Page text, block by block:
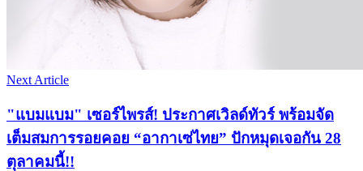
Next Article
"แบมแบม" เซอร์ไพรส์! ประกาศเวิลด์ทัวร์ พร้อมจัด
เต็มสมการรอยคอย “อากาเซ่ไทย” ปักหมุดเจอกัน 28
ตุลาคมนี้!!